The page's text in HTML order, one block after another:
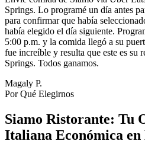
Springs. Lo programé un día antes
para confirmar que había
había elegido el día siguiente.
5:00 p.m. y la comida llegó a su
fue increíble y resulta que este es su
Springs. Todos ganamos.
Magaly P.
Por Qué Elegirnos
Siamo Ristorante: Tu
Italiana Económica